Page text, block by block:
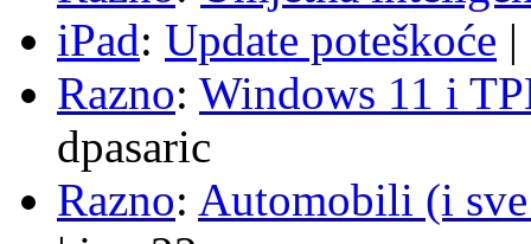
iPad: Update poteškoće |
Razno: Windows 11 i
dpasaric
Razno: Automobili (i